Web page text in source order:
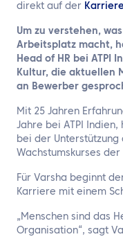
direkt auf der
Um zu verstehen,
Arbeitsplatz macht,
Head of HR bei ATPI
Kultur, die aktuellen
an Bewerber
Mit 25 Jahren
Jahre bei ATPI
bei der
Wachstumskurses
Für Varsha beginnt
Karriere mit einem
„Menschen sind das
Organisation“, sagt